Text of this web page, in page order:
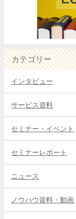
カテゴリー
インタビュー
サービス資料
セミナー・イベント
セミナーレポート
ニュース
ノウハウ資料・動画